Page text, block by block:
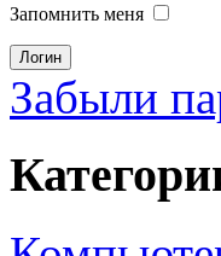
Запомнить меня
Забыли